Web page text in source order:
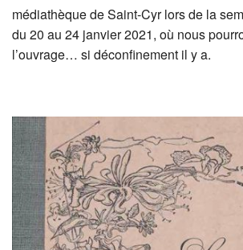
médiathèque de Saint-Cyr lors de la
du 20 au 24 janvier 2021, où nous
l’ouvrage… si déconfinement il y a.